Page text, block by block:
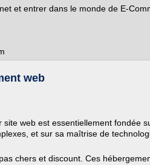
et entrer dans le monde de E-
web
web est essentiellement fondée
et sur sa maîtrise de
chers et discount. Ces